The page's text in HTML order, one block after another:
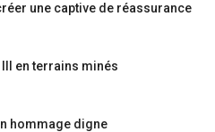
une captive de réassurance
en terrains minés
hommage digne